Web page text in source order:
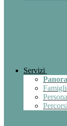
Servizi